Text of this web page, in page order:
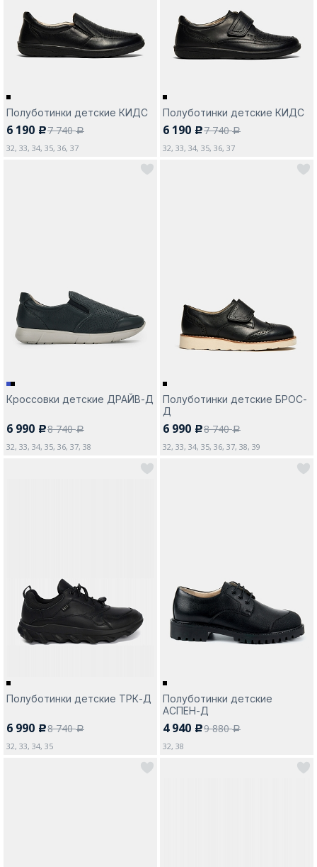
Да, все верно Изменить город
Полуботинки детские КИДС
6 190 c7 740a
32, 33, 34, 35, 36, 37
Полуботинки детские КИДС
6 190 c7 740a
32, 33, 34, 35, 36, 37
Кроссовки детские ДРАЙВ-Д
6 990 c8 740a
32, 33, 34, 35, 36, 37, 38
Полуботинки детские БРОС-
Д
6 990 c8 740a
32, 33, 34, 35, 36, 37, 38, 39
Полуботинки детские ТРК-Д
6 990 c8 740a
32, 33, 34, 35
Полуботинки детские
АСПЕН-Д
4 940 c9 880a
32, 38